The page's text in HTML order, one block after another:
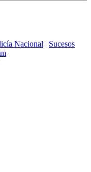
Nacional | Sucesos